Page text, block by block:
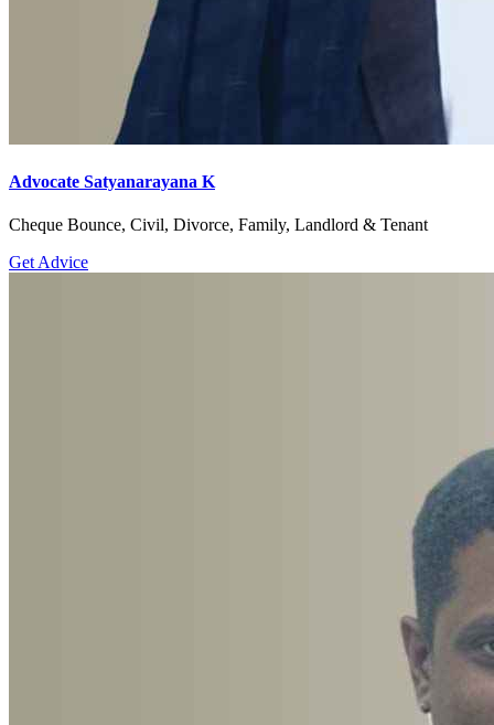
Advocate Satyanarayana K
Cheque Bounce, Civil, Divorce, Family, Landlord & Tenant
Get Advice